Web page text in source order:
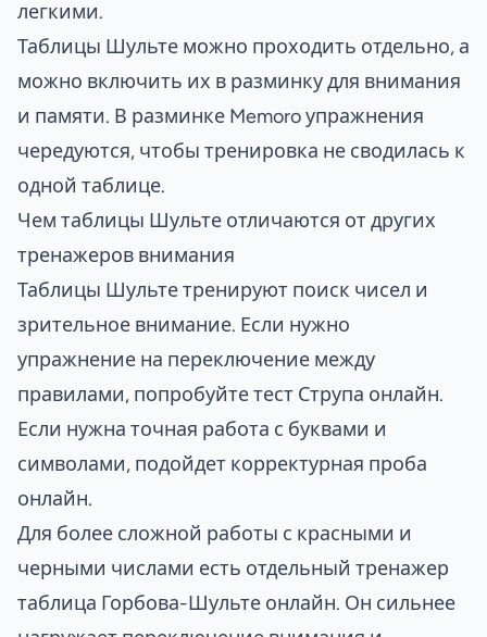
легкими.
Таблицы Шульте можно проходить отдельно, а
можно включить их в разминку для внимания
и памяти
. В разминке Memoro упражнения
чередуются, чтобы тренировка не сводилась к
одной таблице.
Чем таблицы Шульте отличаются от других
тренажеров внимания
Таблицы Шульте тренируют поиск чисел и
зрительное внимание. Если нужно
упражнение на переключение между
правилами, попробуйте тест Струпа онлайн
Если нужна точная работа с буквами и
символами, подойдет корректурная проба
онлайн
Для более сложной работы с красными и
черными числами есть отдельный тренажер
таблица Горбова-Шульте онлайн . Он сильнее